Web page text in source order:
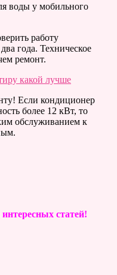
воды у мобильного
работу
года. Техническое
ремонт.
Если кондиционер
более 12 кВт, то
обслуживанием к
статей!